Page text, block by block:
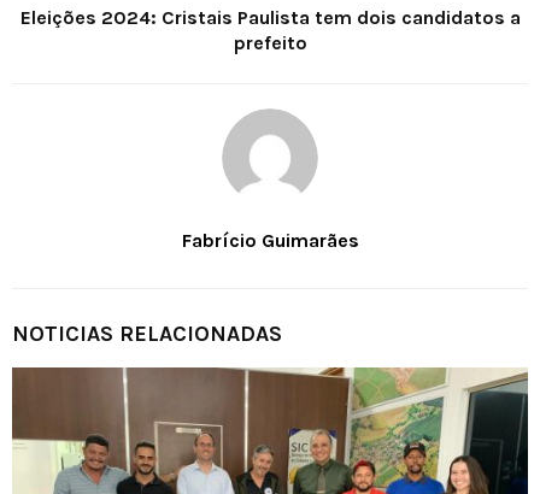
Eleições 2024: Cristais Paulista tem dois candidatos a
prefeito
Fabrício Guimarães
NOTICIAS RELACIONADAS